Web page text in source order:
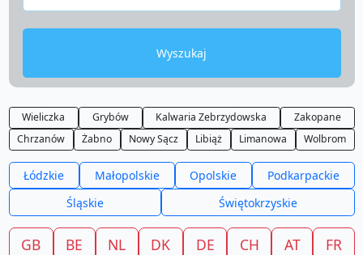
Wyszukaj
Wieliczka Grybów Kalwaria Zebrzydowska
Zakopane
Chrzanów
Żabno Nowy Sącz Libiąż Limanowa Wolbrom
Łódzkie Małopolskie Opolskie
Podkarpackie
Śląskie
Świętokrzyskie
GB BE NL DK DE CH AT
FR